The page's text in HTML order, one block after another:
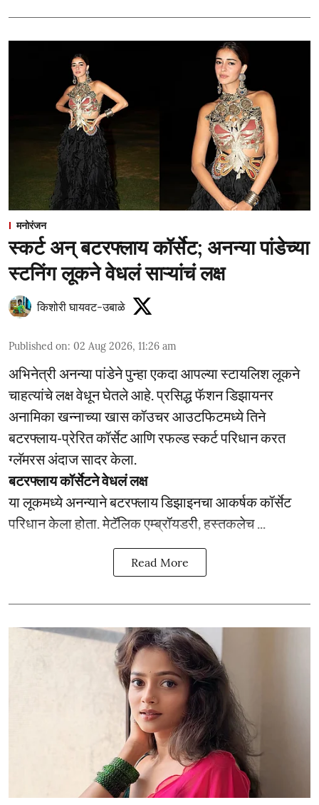
मनोरंजन
स्कर्ट अन् बटरफ्लाय कॉर्सेट; अनन्या पांडेच्या
स्टनिंग लूकने वेधलं साऱ्यांचं लक्ष
किशोरी घायवट-उबाळे
Published on: 02 Aug 2026, 11:26 am
अभिनेत्री अनन्या पांडेने पुन्हा एकदा आपल्या स्टायलिश लूकने
चाहत्यांचे लक्ष वेधून घेतले आहे. प्रसिद्ध फॅशन डिझायनर
अनामिका खन्नाच्या खास कॉउचर आउटफिटमध्ये तिने
बटरफ्लाय-प्रेरित कॉर्सेट आणि रफल्ड स्कर्ट परिधान करत
ग्लॅमरस अंदाज सादर केला.
बटरफ्लाय कॉर्सेटने वेधलं लक्ष
या लूकमध्ये अनन्याने बटरफ्लाय डिझाइनचा आकर्षक कॉर्सेट
परिधान केला होता. मेटॅलिक एम्ब्रॉयडरी, हस्तकलेच ...
Read More